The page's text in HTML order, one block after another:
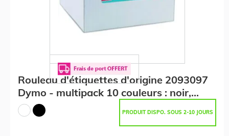
Rouleau d'étiquettes d'origine 2093097
Dymo - multipack 10 couleurs : noir,
blanc
PRODUIT DISPO. SOUS 2-10 JOURS